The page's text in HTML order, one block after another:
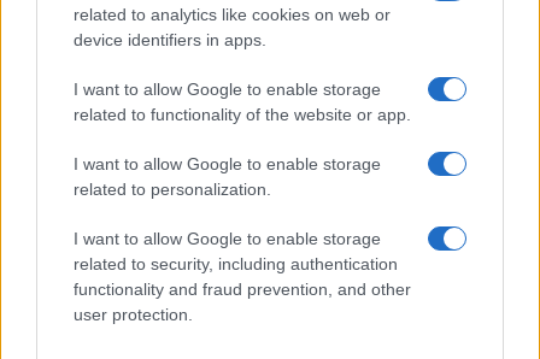
related to analytics like cookies on web or
device identifiers in apps.
I want to allow Google to enable storage
related to functionality of the website or app.
I want to allow Google to enable storage
related to personalization.
I want to allow Google to enable storage
related to security, including authentication
functionality and fraud prevention, and other
user protection.
Mihail, primul artist român care își cântă o
piesă în limba semnelor
interpretează personal o piesă în limba semnelor
române (LSR) și lansează al doilea videoclip pentru
„În felul...
Citește mai mult